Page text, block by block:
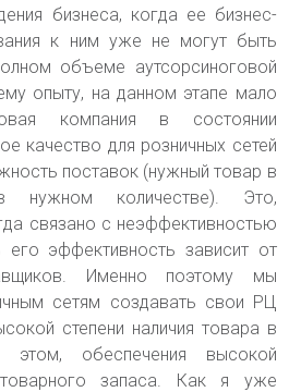
бизнеса, когда ее бизнес-
к ним уже не могут быть
объеме аутсорсиноговой
опыту, на данном этапе мало
компания в состоянии
качество для розничных сетей
поставок (нужный товар в
количестве). Это,
связано с неэффективностью
эффективность зависит от
Именно поэтому мы
сетям создавать свои РЦ
степени наличия товара в
этом, обеспечения высокой
товарного запаса. Как я уже